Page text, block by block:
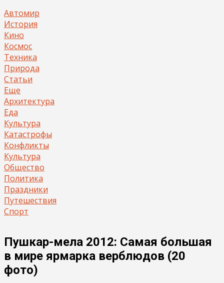
Автомир
История
Кино
Космос
Техника
Природа
Статьи
Еще
Архитектура
Еда
Культура
Катастрофы
Конфликты
Культура
Общество
Политика
Праздники
Путешествия
Спорт
Пушкар-мела 2012: Самая большая
в мире ярмарка верблюдов (20
фото)